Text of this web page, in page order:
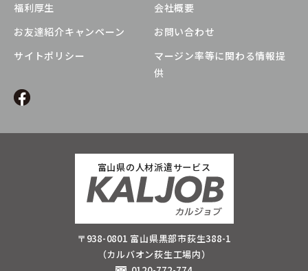
福利厚生
会社概要
お友達紹介キャンペーン
お問い合わせ
サイトポリシー
マージン率等に関わる情報提
供
富山県の人材派遣サービス
〒938-0801 富山県黒部市荻生388-1
（カルバオン荻生工場内）